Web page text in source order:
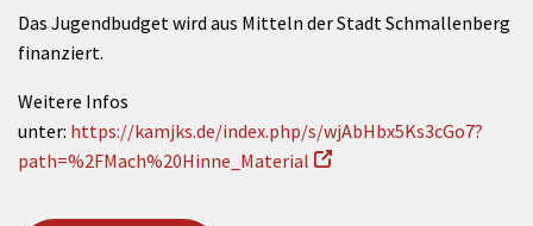
Das Jugendbudget wird aus Mitteln der Stadt Schmallenberg
finanziert.
Weitere Infos
unter: https://kamjks.de/index.php/s/wjAbHbx5Ks3cGo7?
path=%2FMach%20Hinne_Material